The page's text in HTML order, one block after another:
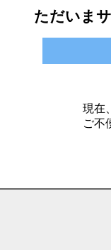
ただいま
現在
ご不